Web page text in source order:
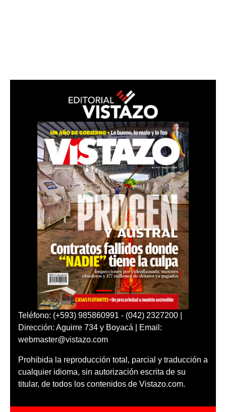
Teléfono: (+593) 985860991 - (042) 2327200 |
Dirección: Aguirre 734 y Boyacá | Email:
webmaster@vistazo.com
Prohibida la reproducción total, parcial y traducción a
cualquier idioma, sin autorización escrita de su
titular, de todos los contenidos de Vistazo.com.